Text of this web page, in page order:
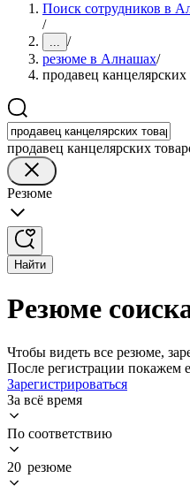
Поиск сотрудников в
/
... /
резюме в Алнашах/
продавец канцелярских
продавец канцелярских
Резюме
Найти
Резюме
Чтобы видеть все резюме,
После регистрации покажем
Зарегистрироваться
За всё время
По соответствию
20 резюме